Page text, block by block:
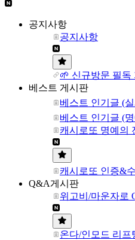
공지사항
공지사항
🌱 신규방문 필독
베스트 게시판
베스트 인기글 (
베스트 인기글 (
캐시로또 명예의
캐시로또 인증&
Q&A게시판
위고비/마운자로
온다/인모드 리프